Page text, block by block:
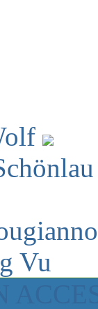
Vu